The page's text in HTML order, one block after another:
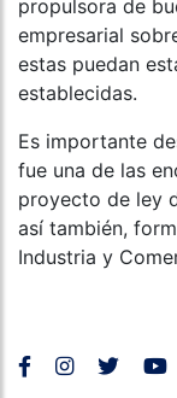
propulsora de
empresarial
estas puedan
establecidas.
Es importante
fue una de las
proyecto de ley
así también,
Industria y